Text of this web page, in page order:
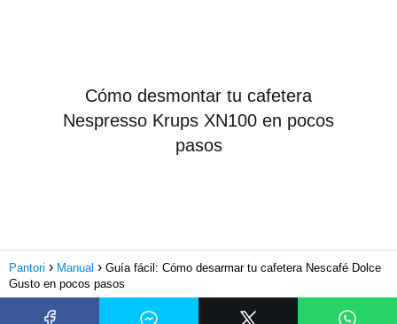
Cómo desmontar tu cafetera
Nespresso Krups XN100 en pocos
pasos
Pantori Manual
Guía fácil: Cómo desarmar tu cafetera Nescafé Dolce
Gusto en pocos pasos